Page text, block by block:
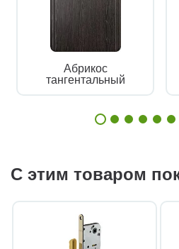
Абрикос
тангентальный
С этим товаром